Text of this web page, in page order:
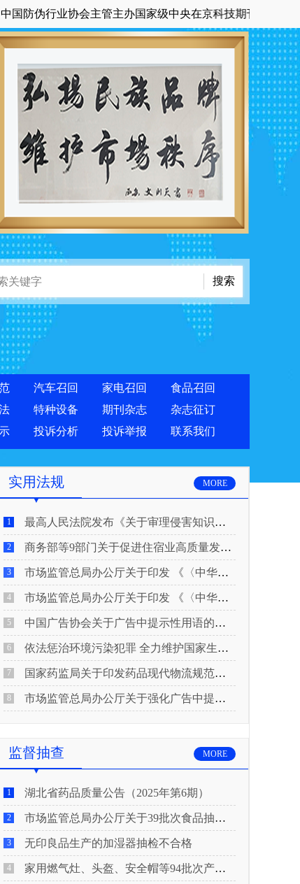
协会主管主办国家级中央在京科技期刊《中国品牌与防
汽车召回 家电召回
食品召回
特种设备 期刊杂志
杂志征订
投诉分析 投诉举报 联系我们
实用法规 MORE
1 最高人民法院发布《关于审理侵害知识产权民事纠纷案件适用惩罚性赔偿的解释》
2 商务部等9部门关于促进住宿业高质量发展的指导意见
3 市场监管总局办公厅关于印发 《〈中华人民共和国广告法〉适用问题 执法指南（二）》的通知
4 市场监管总局办公厅关于印发 《〈中华人民共和国广告法〉适用问题 执法指南（一）》的通知
5 中国广告协会关于广告中提示性用语的合规风险提示
6 依法惩治环境污染犯罪 全力维护国家生态安全 “两高”公布《关于修改〈最高人民法院、最高人民检察院关于办理环境污染刑事案件适用法律若干问题的解释〉的决定》
7 国家药监局关于印发药品现代物流规范化建设指导意见的通知
8 市场监管总局办公厅关于强化广告中提示性用语监管工作的通知
监督抽查 MORE
1 湖北省药品质量公告（2025年第6期）
2 市场监管总局办公厅关于39批次食品抽检不合格情况的通报
3 无印良品生产的加湿器抽检不合格
4 家用燃气灶、头盔、安全帽等94批次产品抽查不合格！